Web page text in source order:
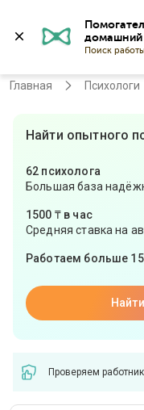
Главная Психологи
Найти опытного
62 психолога
Большая база
1500 ₸ в час
Средняя ставка на
Работаем больше
Проверяем